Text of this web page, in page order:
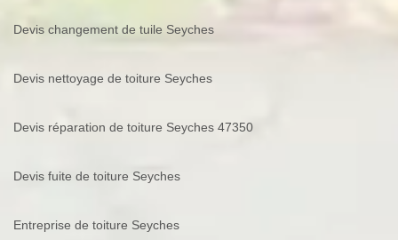
Devis changement de tuile Seyches
Devis nettoyage de toiture Seyches
Devis réparation de toiture Seyches 47350
Devis fuite de toiture Seyches
Entreprise de toiture Seyches